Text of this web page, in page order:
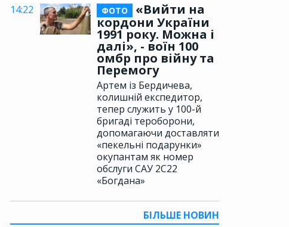
14:22 ФОТО
«Вийти на
кордони України
1991 року. Можна і
далі», - воїн 100
омбр про війну та
Перемогу
Артем із Бердичева,
колишній експедитор,
тепер служить у 100-й
бригаді тероборони,
допомагаючи доставляти
«пекельні подарунки»
окупантам як номер
обслуги САУ 2С22
«Богдана»
БІЛЬШЕ НОВИН